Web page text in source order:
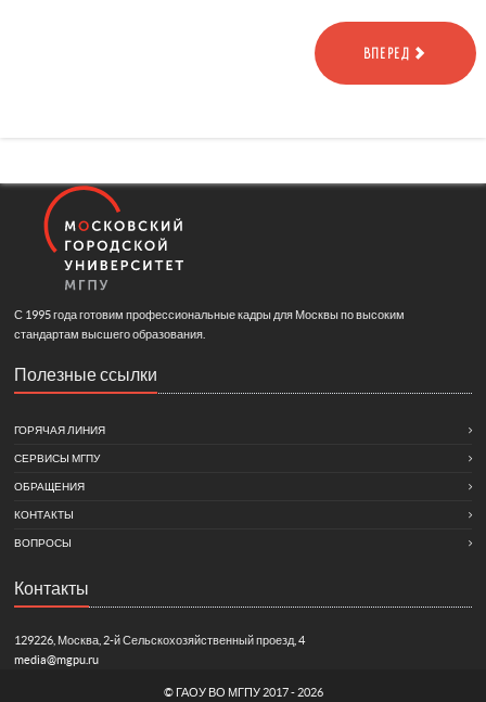
ВПЕРЕД
С 1995 года готовим профессиональные кадры для Москвы по высоким
стандартам высшего образования.
Полезные ссылки
ГОРЯЧАЯ ЛИНИЯ
СЕРВИСЫ МГПУ
ОБРАЩЕНИЯ
КОНТАКТЫ
ВОПРОСЫ
Контакты
129226, Москва, 2-й Сельскохозяйственный проезд, 4
media@mgpu.ru
© ГАОУ ВО МГПУ 2017 - 2026